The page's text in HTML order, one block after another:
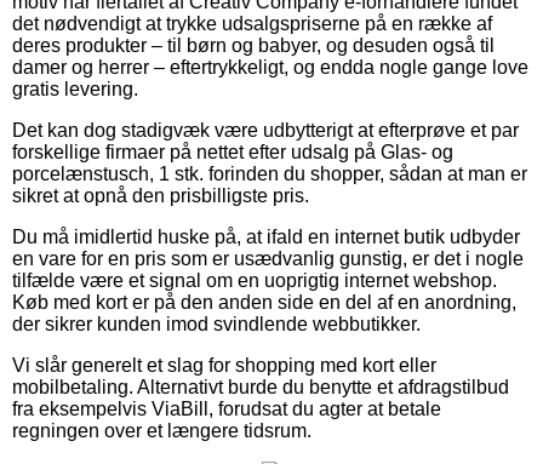
det nødvendigt at trykke udsalgspriserne på en række af
deres produkter – til børn og babyer, og desuden også til
damer og herrer – eftertrykkeligt, og endda nogle gange love
gratis levering.
Det kan dog stadigvæk være udbytterigt at efterprøve et par
forskellige firmaer på nettet efter udsalg på Glas- og
porcelænstusch, 1 stk. forinden du shopper, sådan at man er
sikret at opnå den prisbilligste pris.
Du må imidlertid huske på, at ifald en internet butik udbyder
en vare for en pris som er usædvanlig gunstig, er det i nogle
tilfælde være et signal om en uoprigtig internet webshop.
Køb med kort er på den anden side en del af en anordning,
der sikrer kunden imod svindlende webbutikker.
Vi slår generelt et slag for shopping med kort eller
mobilbetaling. Alternativt burde du benytte et afdragstilbud
fra eksempelvis ViaBill, forudsat du agter at betale
regningen over et længere tidsrum.